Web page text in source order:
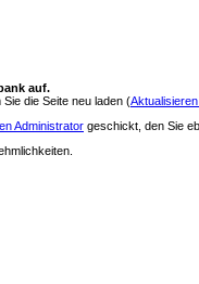
auf.
die Seite neu laden (
Administrator geschickt, den Sie